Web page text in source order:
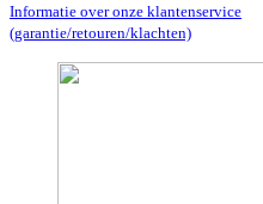
Informatie over onze klantenservice
(garantie/retouren/klachten)